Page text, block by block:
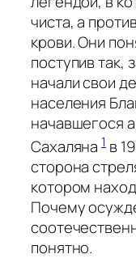
чиста, а
крови. Они
поступив так,
начали свои
населения
начавшегося
Сахаляна1 в
сторона
котором
Почему
понятно.